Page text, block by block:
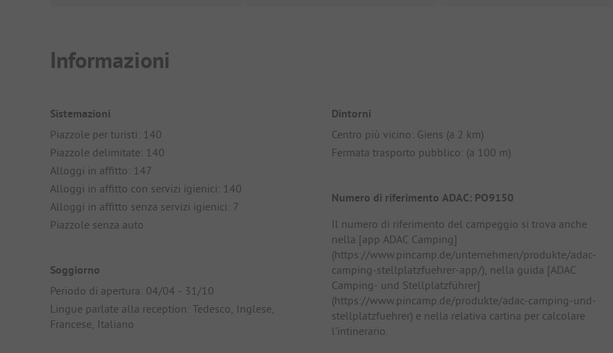
Informazioni
Sistemazioni
Piazzole per turisti: 140
Piazzole delimitate: 140
Alloggi in affitto: 147
Alloggi in affitto con servizi igienici: 140
Alloggi in affitto senza servizi igienici: 7
Piazzole senza auto
Soggiorno
Periodo di apertura: 04/04 - 31/10
Lingue parlate alla reception: Tedesco, Inglese,
Francese, Italiano
Dintorni
Centro più vicino: Giens (a 2 km)
Fermata trasporto pubblico: (a 100 m)
Numero di riferimento ADAC: PO9150
Il numero di riferimento del campeggio si trova anche
nella [app ADAC Camping]
(https://www.pincamp.de/unternehmen/produkte/adac-
camping-stellplatzfuehrer-app/), nella guida [ADAC
Camping- und Stellplatzführer]
(https://www.pincamp.de/produkte/adac-camping-und-
stellplatzfuehrer) e nella relativa cartina per calcolare
l'intinerario.